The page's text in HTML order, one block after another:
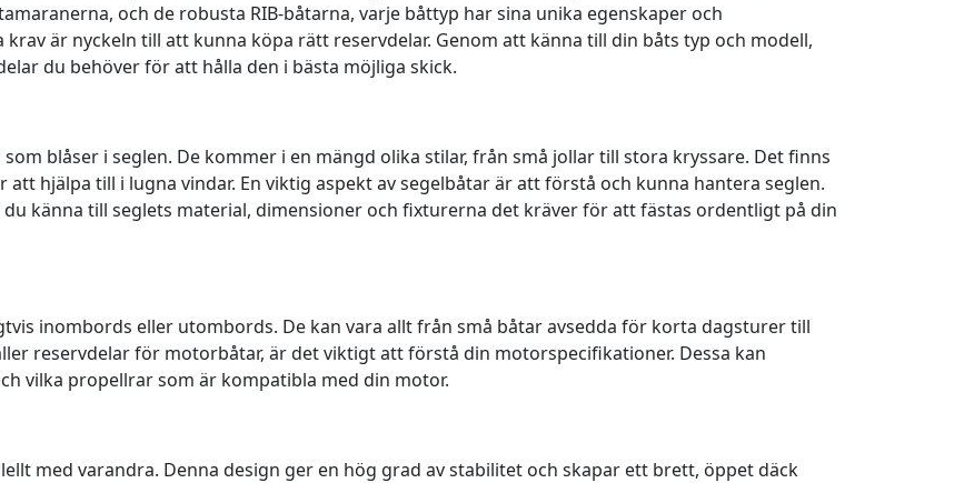
och de robusta RIB-båtarna, varje båttyp har sina unika egenskaper och
är nyckeln till att kunna köpa rätt reservdelar. Genom att känna till din båts typ och modell,
du behöver för att hålla den i bästa möjliga skick.
blåser i seglen. De kommer i en mängd olika stilar, från små jollar till stora kryssare. Det finns
hjälpa till i lugna vindar. En viktig aspekt av segelbåtar är att förstå och kunna hantera seglen.
känna till seglets material, dimensioner och fixturerna det kräver för att fästas ordentligt på din
inombords eller utombords. De kan vara allt från små båtar avsedda för korta dagsturer till
reservdelar för motorbåtar, är det viktigt att förstå din motorspecifikationer. Dessa kan
vilka propellrar som är kompatibla med din motor.
med varandra. Denna design ger en hög grad av stabilitet och skapar ett brett, öppet däck